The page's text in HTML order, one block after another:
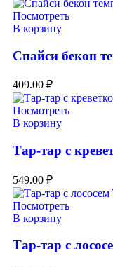
Посмотреть
В корзину
Спайси бекон
409.00 ₽
Посмотреть
В корзину
Тар-тар с
549.00 ₽
Посмотреть
В корзину
Тар-тар с